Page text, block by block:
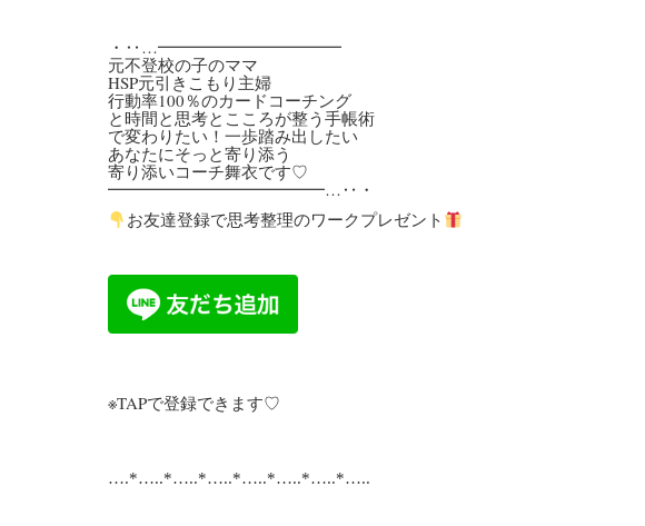
・‥…━━━━━━━━━━━
元不登校の子のママ
HSP元引きこもり主婦
行動率100％のカードコーチング
と時間と思考とこころが整う手帳術
で変わりたい！一歩踏み出したい
あなたにそっと寄り添う
寄り添いコーチ舞衣です♡
━━━━━━━━━━━━━…‥・
お友達登録で思考整理のワークプレゼント
※TAPで登録できます♡
….*…..*…..*…..*…..*…..*…..*…..